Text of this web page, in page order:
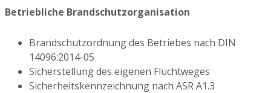
Betriebliche Brandschutzorganisation
Brandschutzordnung des Betriebes nach DIN
14096:2014-05
Sicherstellung des eigenen Fluchtweges
Sicherheitskennzeichnung nach ASR A1.3